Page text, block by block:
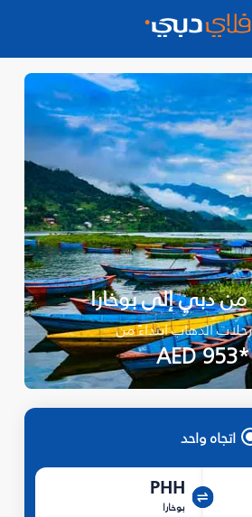
من دبي إلى بوخارا
الذهاب ابتداءً من
*AED 953
اتجاه واحد
PHH
بوخارا